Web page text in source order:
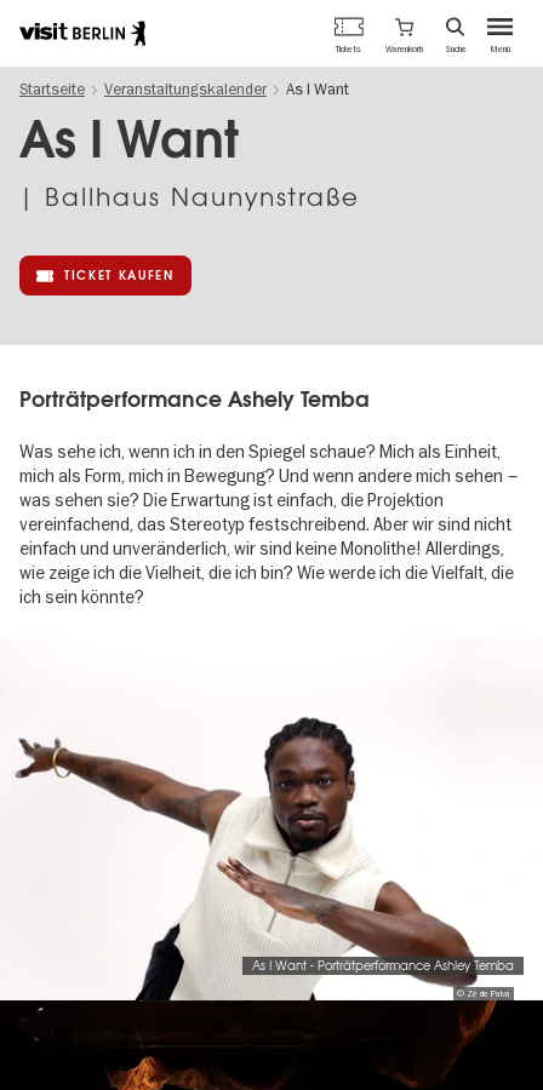
zum
Inhalt
Berlins
offizielles
Tourismusportal
Menü
Tickets Warenkorb Suche
Startseite Veranstaltungskalender As I Want
As I Want
| Ballhaus Naunynstraße
TICKET KAUFEN
Porträtperformance Ashely Temba
Was sehe ich, wenn ich in den Spiegel schaue? Mich als Einheit,
mich als Form, mich in Bewegung? Und wenn andere mich sehen –
was sehen sie? Die Erwartung ist einfach, die Projektion
vereinfachend, das Stereotyp festschreibend. Aber wir sind nicht
einfach und unveränderlich, wir sind keine Monolithe! Allerdings,
wie zeige ich die Vielheit, die ich bin? Wie werde ich die Vielfalt, die
ich sein könnte?
© Zé de Paiva
As I Want - Porträtperformance Ashley Temba